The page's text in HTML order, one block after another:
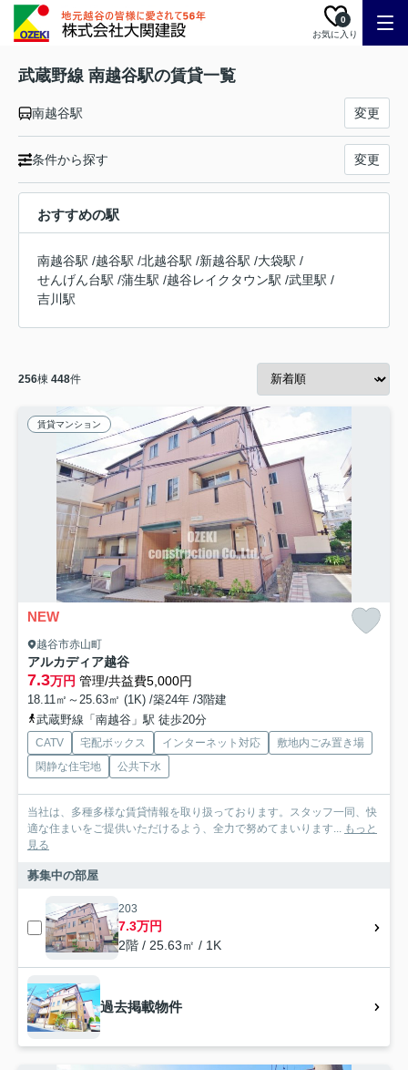
お気に入り
0
武蔵野線 南越谷駅の賃貸一覧
南越谷駅 変更
条件から探す 変更
おすすめの駅
南越谷駅 /越谷駅 /北越谷駅 /新越谷駅 /大袋駅 /
せんげん台駅 /蒲生駅 /越谷レイクタウン駅 /武里駅 /
吉川駅
256棟 448件
賃貸マンション
NEW
越谷市赤山町
アルカディア越谷
7.3万円 管理/共益費5,000円
18.11㎡～25.63㎡ (1K) /築24年 /3階建
武蔵野線「南越谷」駅 徒歩20分
CATV 宅配ボックス インターネット対応
敷地内ごみ置き場
閑静な住宅地
公共下水
当社は、多種多様な賃貸情報を取り扱っております。スタッフ一同、快
適な住まいをご提供いただけるよう、全力で努めてまいります... もっと
見る
募集中の部屋
203
7.3万円
2階 / 25.63㎡ / 1K
過去掲載物件